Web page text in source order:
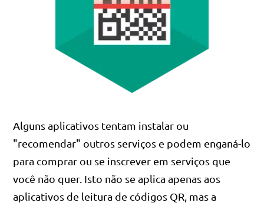
Alguns aplicativos tentam instalar ou
"recomendar" outros serviços e podem enganá-lo
para comprar ou se inscrever em serviços que
você não quer. Isto não se aplica apenas aos
aplicativos de leitura de códigos QR, mas a